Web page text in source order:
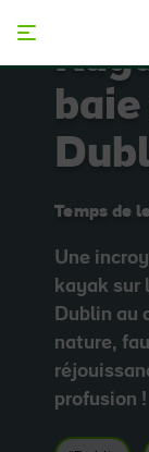
baie
Temps de
Une
kayak sur
Dublin au
nature,
profusion !